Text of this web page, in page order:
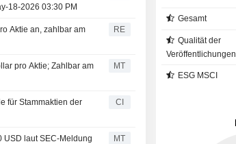
18-2026 03:30 PM
Aktie an, zahlbar am
RE
pro Aktie; Zahlbar am
MT
für Stammaktien der
CI
USD laut SEC-Meldung MT
Gesamt
Qualität der
Veröffentlichungen
ESG MSCI